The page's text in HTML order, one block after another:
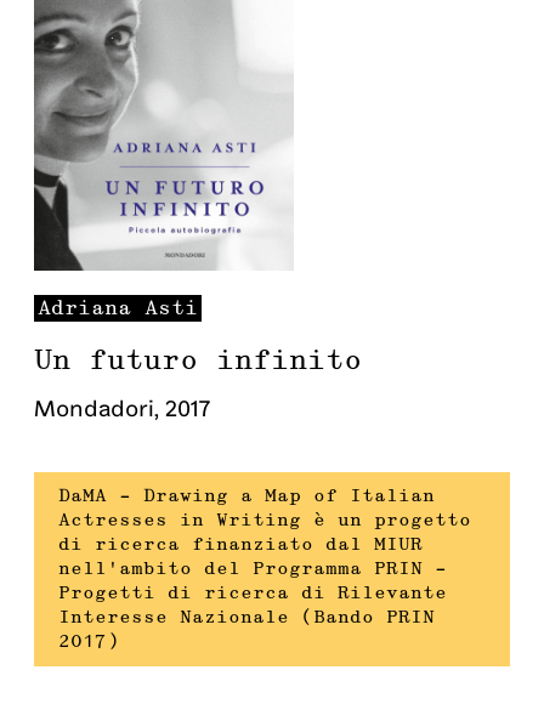
Adriana Asti
Un futuro infinito
Mondadori, 2017
DaMA – Drawing a Map of Italian
Actresses in Writing è un progetto
di ricerca finanziato dal MIUR
nell’ambito del Programma PRIN –
Progetti di ricerca di Rilevante
Interesse Nazionale (Bando PRIN
2017)